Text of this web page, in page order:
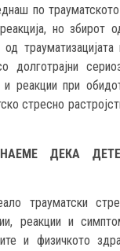
по трауматското
но збирот
од
реакции при
стресно
ДЕКА
трауматски
реакции и
и физичкото